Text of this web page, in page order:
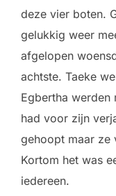
deze vier boten.
gelukkig weer
afgelopen
achtste. Taeke
Egbertha werden
had voor zijn
gehoopt maar ze
Kortom het was
iedereen.